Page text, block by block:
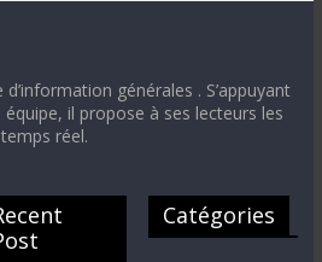
générales . S’appuyant
il propose à ses lecteurs les
réel.
Catégories